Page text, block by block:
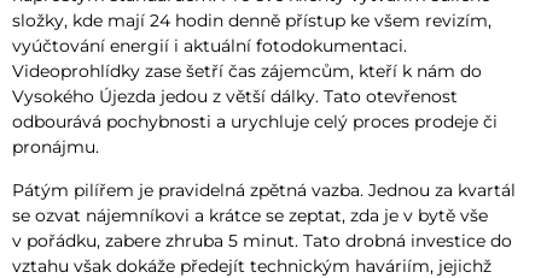
složky, kde mají 24 hodin denně přístup ke všem revizím,
vyúčtování energií i aktuální fotodokumentaci.
Videoprohlídky zase šetří čas zájemcům, kteří k nám do
Vysokého Újezda jedou z větší dálky. Tato otevřenost
odbourává pochybnosti a urychluje celý proces prodeje či
pronájmu.
Pátým pilířem je pravidelná zpětná vazba. Jednou za kvartál
se ozvat nájemníkovi a krátce se zeptat, zda je v bytě vše
v pořádku, zabere zhruba 5 minut. Tato drobná investice do
vztahu však dokáže předejít technickým haváriím, jejichž